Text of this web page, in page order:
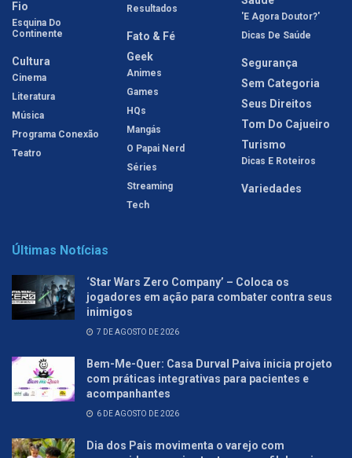
Fio
Esquina Do
Continente
Cultura
Cinema
Literatura
Música
Programa Conexão
Teatro
Resultados
Fato & Fé
Geek
Animes
Games
HQs
Mangás
O Papai Nerd
Séries
Streaming
Tech
'E Agora Doutor?'
Dicas De Saúde
Segurança
Sem Categoria
Seus Direitos
Tom Do Cajueiro
Turismo
Dicas E Roteiros
Variedades
Últimas Notícias
‘Star Wars Zero Company’ – Coloca os
jogadores em ação para combater contra seus
inimigos
7 DE AGOSTO DE 2026
Bem-Me-Quer: Casa Durval Paiva inicia projeto
com práticas integrativas para pacientes e
acompanhantes
6 DE AGOSTO DE 2026
Dia dos Pais movimenta o varejo com